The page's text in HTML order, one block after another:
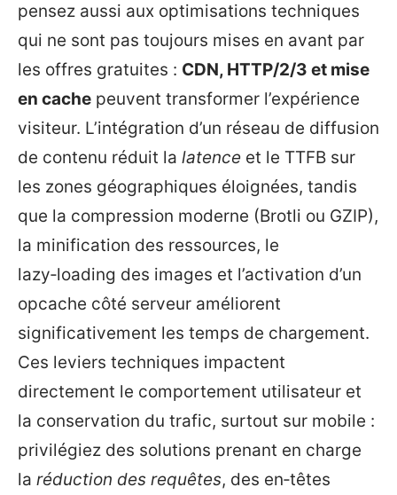
pensez aussi aux optimisations techniques
qui ne sont pas toujours mises en avant par
les offres gratuites : CDN, HTTP/2/3 et mise
en cache peuvent transformer l’expérience
visiteur. L’intégration d’un réseau de diffusion
de contenu réduit la latence et le TTFB sur
les zones géographiques éloignées, tandis
que la compression moderne (Brotli ou GZIP),
la minification des ressources, le
lazy‑loading des images et l’activation d’un
opcache côté serveur améliorent
significativement les temps de chargement.
Ces leviers techniques impactent
directement le comportement utilisateur et
la conservation du trafic, surtout sur mobile :
privilégiez des solutions prenant en charge
la réduction des requêtes, des en‑têtes